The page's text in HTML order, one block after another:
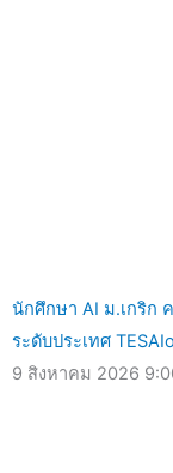
นักศึกษา AI ม.เกริก
ระดับประเทศ
9 สิงหาคม 2026